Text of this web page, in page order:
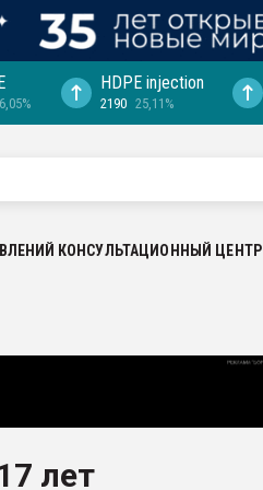
HDPE injection
2190 25,11%
КОНСУЛЬТАЦИОННЫЙ ЦЕНТР
лет